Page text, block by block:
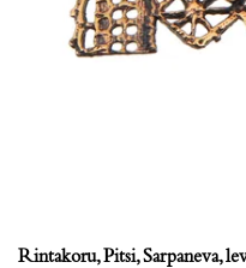
Rintakoru, Pitsi, Sarpaneva,